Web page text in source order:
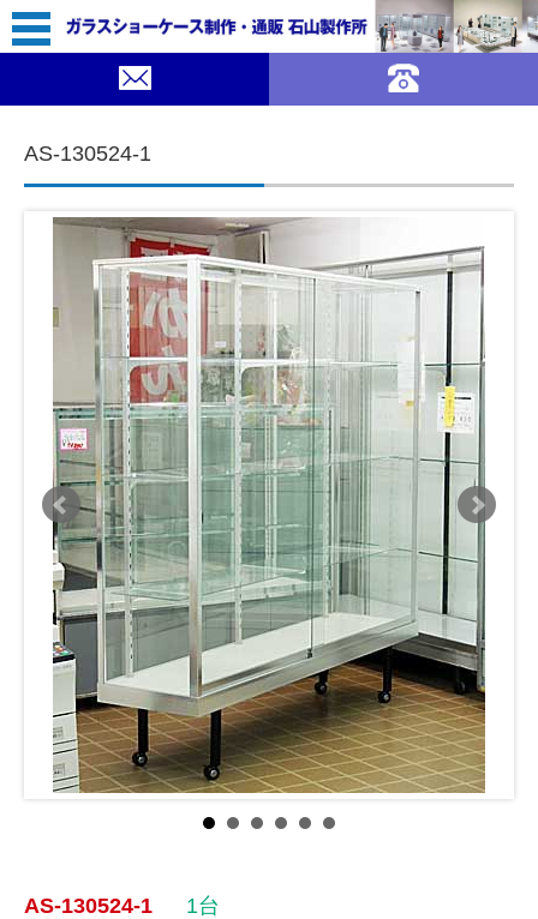
AS-130524-1
AS-130524-1
1台